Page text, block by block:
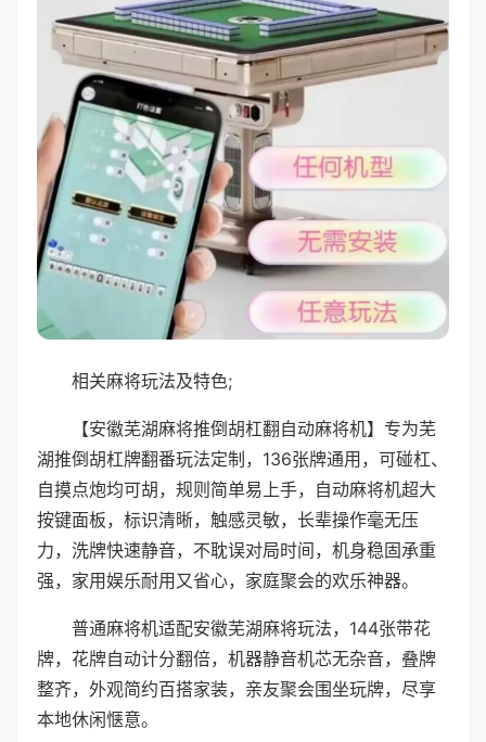
相关麻将玩法及特色;
【安徽芜湖麻将推倒胡杠翻自动麻将机】专为芜
湖推倒胡杠牌翻番玩法定制，136张牌通用，可碰杠、
自摸点炮均可胡，规则简单易上手，自动麻将机超大
按键面板，标识清晰，触感灵敏，长辈操作毫无压
力，洗牌快速静音，不耽误对局时间，机身稳固承重
强，家用娱乐耐用又省心，家庭聚会的欢乐神器。
普通麻将机适配安徽芜湖麻将玩法，144张带花
牌，花牌自动计分翻倍，机器静音机芯无杂音，叠牌
整齐，外观简约百搭家装，亲友聚会围坐玩牌，尽享
本地休闲惬意。